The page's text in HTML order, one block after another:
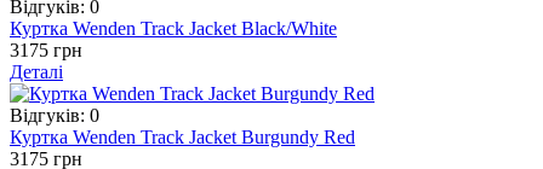
Відгуків: 0
Куртка Wenden Track Jacket Black/White
3175 грн
Деталі
Відгуків: 0
Куртка Wenden Track Jacket Burgundy Red
3175 грн